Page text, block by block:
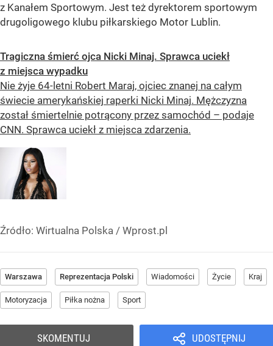
z Kanałem Sportowym. Jest też dyrektorem sportowym
drugoligowego klubu piłkarskiego Motor Lublin.
Tragiczna śmierć ojca Nicki Minaj. Sprawca uciekł
z miejsca wypadku
Nie żyje 64-letni Robert Maraj, ojciec znanej na całym
świecie amerykańskiej raperki Nicki Minaj. Mężczyzna
został śmiertelnie potrącony przez samochód – podaje
CNN. Sprawca uciekł z miejsca zdarzenia.
Źródło: Wirtualna Polska / Wprost.pl
Warszawa Reprezentacja Polski Wiadomości Życie Kraj
Motoryzacja Piłka nożna Sport
UDOSTĘPNIJ
SKOMENTUJ